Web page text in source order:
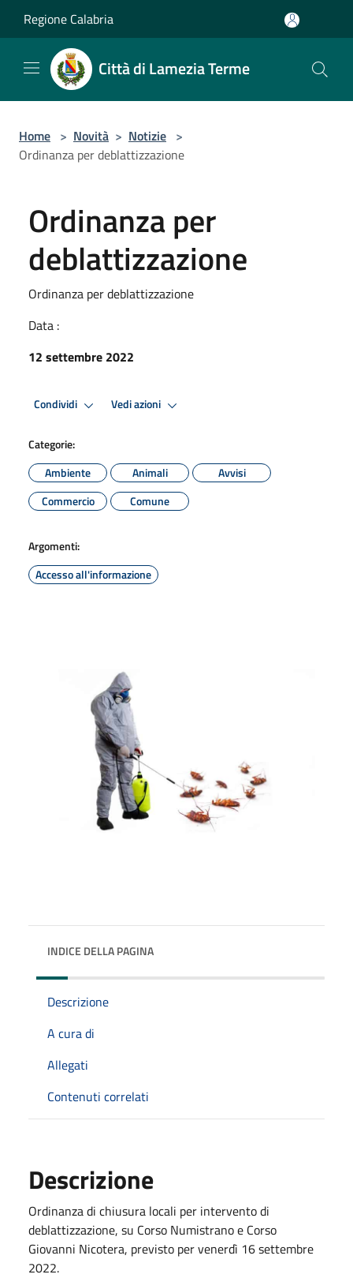
Regione Calabria
Città di Lamezia Terme
Home > Novità > Notizie >
Ordinanza per deblattizzazione
Ordinanza per
deblattizzazione
Ordinanza per deblattizzazione
Data :
12 settembre 2022
Condividi Vedi azioni
Categorie:
Ambiente
Animali
Avvisi
Commercio
Comune
Argomenti:
Accesso all'informazione
INDICE DELLA PAGINA
Descrizione
A cura di
Allegati
Contenuti correlati
Descrizione
Ordinanza di chiusura locali per intervento di
deblattizzazione, su Corso Numistrano e Corso
Giovanni Nicotera, previsto pervenerdì 16 settembre
2022.